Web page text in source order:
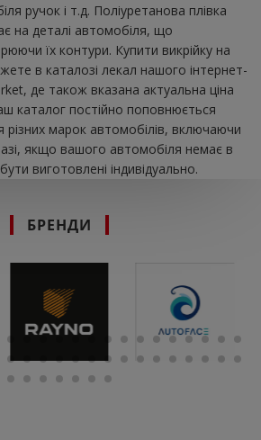
ручок і т.д. Поліуретанова плівка
на деталі автомобіля, що
їх контури. Купити викрійку на
в каталозі лекал нашого інтернет-
де також вказана актуальна ціна
каталог постійно поповнюється
марок автомобілів, включаючи
якщо вашого автомобіля немає в
виготовлені індивідуально.
БРЕНДИ